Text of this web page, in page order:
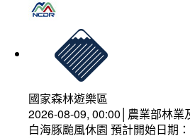
國家森林遊樂區
2026-08-09, 00:00│農業部林業
白海豚颱風休園 預計開始日期